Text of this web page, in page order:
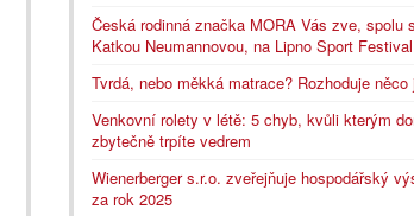
Česká rodinná značka MORA Vás zve, spolu s
Katkou Neumannovou, na Lipno Sport
Tvrdá, nebo měkká matrace? Rozhoduje něco
Venkovní rolety v létě: 5 chyb, kvůli kterým
zbytečně trpíte vedrem
Wienerberger s.r.o. zveřejňuje hospodářský
za rok 2025